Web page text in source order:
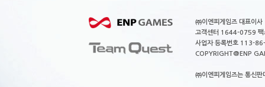
㈜이엔피게임즈 대표이
고객센터 1644-0759
사업자 등록번호 113-
COPYRIGHT@ENP
㈜이엔피게임즈는 통신판